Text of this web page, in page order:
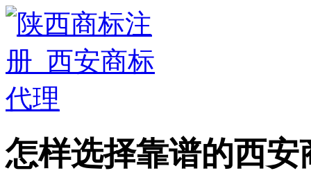
怎样选择靠谱的西安